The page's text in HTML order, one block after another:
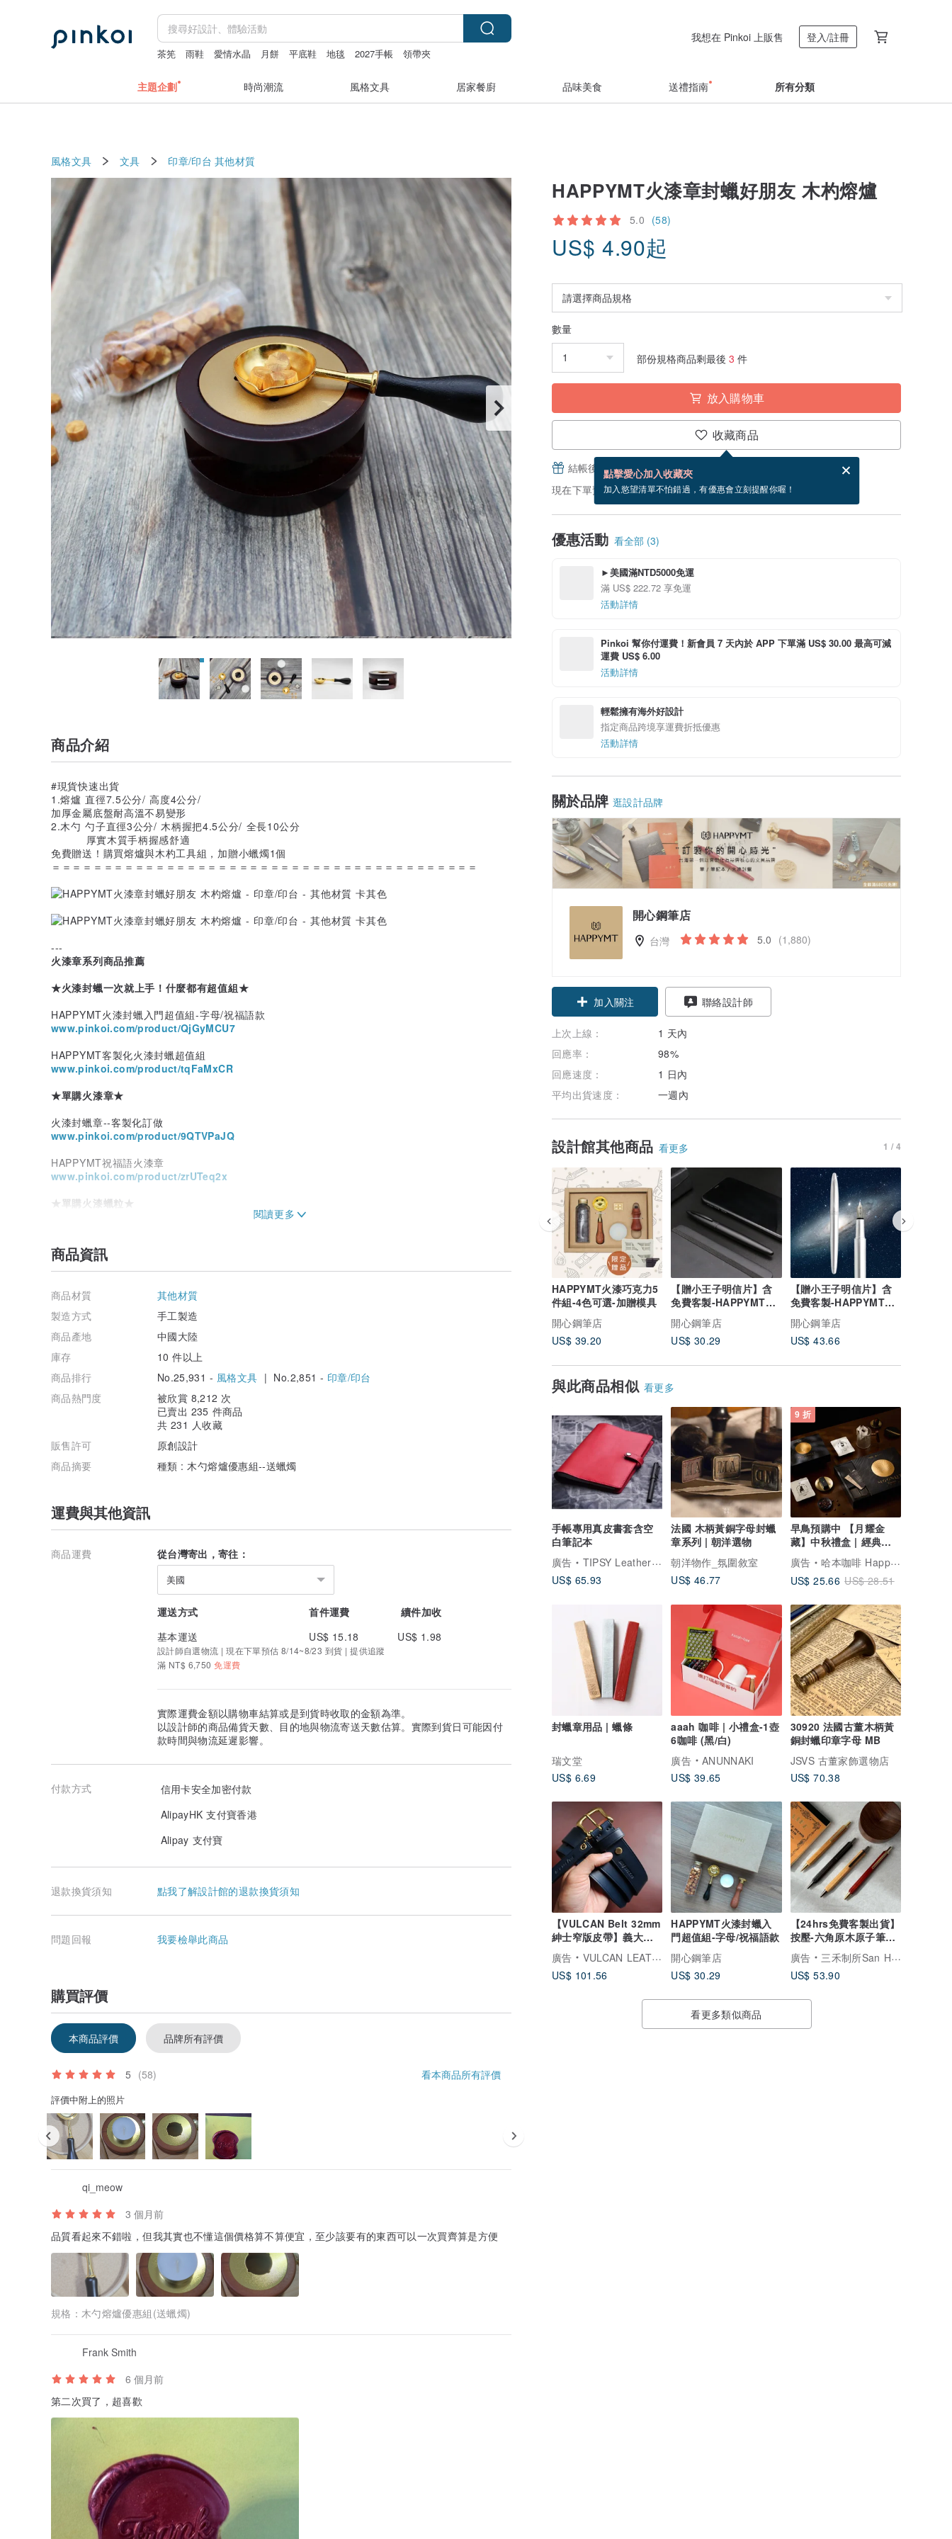
茶筅 雨鞋 愛情水晶 月餅 平底鞋 地毯 2027手帳 領帶夾
我想在 Pinkoi 上販售 登入/註冊
主題企劃 時尚潮流 風格文具 居家餐廚 品味美食 送禮指南 所有分類
風格文具 文具 印章/印台 其他材質
HAPPYMT火漆章封蠟好朋友 木杓熔爐
5.0 (58)
US$ 4.90起
數量
部份規格商品剩最後 3 件
放入購物車
收藏商品
點擊愛心加入收藏夾
加入慾望清單不怕錯過，有優惠會立刻提醒你喔！
結帳後填寫並分享，免費幫你寄送電子賀卡。
電子賀卡是什麼？
現在下單預估 8/14~8/23 到貨。
優惠活動 看全部 (3)
►美國滿NTD5000免運
滿 US$ 222.72 享免運
活動詳情
Pinkoi 幫你付運費！新會員 7 天內於 APP 下單滿 US$ 30.00 最高可減
運費 US$ 6.00
活動詳情
輕鬆擁有海外好設計
指定商品跨境享運費折抵優惠
活動詳情
關於品牌 逛設計品牌
開心鋼筆店
台灣 5.0 (1,880)
加入關注 聯絡設計師
上次上線：
1 天內
回應率：
98%
回應速度：
1 日內
平均出貨速度：
一週內
設計館其他商品 看更多 1 / 4
HAPPYMT火漆巧克力5
件組-4色可選-加贈模具
開心鋼筆店
US$ 39.20
【贈小王子明信片】含
免費客製-HAPPYMT開
心鋼珠筆-極黑
開心鋼筆店
US$ 30.29
【贈小王子明信片】含
免費客製-HAPPYMT開
心鋼筆-3色可選
開心鋼筆店
US$ 43.66
與此商品相似 看更多
手帳專用真皮書套含空
白筆記本
廣告
TIPSY Leather Goods
US$ 65.93
法國 木柄黃銅字母封蠟
章系列 | 朝洋選物
朝洋物作_氛圍敘室
US$ 46.77
9 折
早鳥預購中 【月耀金
藏】中秋禮盒 | 經典配
方-典雅款-小
廣告
哈本咖啡 Happen Coffee
US$ 25.66 US$ 28.51
封蠟章用品 | 蠟條
瑞文堂
US$ 6.69
aaah 咖啡 | 小禮盒-1壺
6咖啡 (黑/白)
廣告
ANUNNAKI
US$ 39.65
30920 法國古董木柄黃
銅封蠟印章字母 MB
JSVS 古董家飾選物店
US$ 70.38
【VULCAN Belt 32mm
紳士窄版皮帶】義大利
廣告
VULCAN LEATHER 精品手工皮件
US$ 101.56
HAPPYMT火漆封蠟入
門超值組-字母/祝福語款
開心鋼筆店
US$ 30.29
【24hrs免費客製出貨】
按壓-六角原木原子筆
(黑色F) 免費刻字
廣告
三禾制所San Ho Studio
US$ 53.90
看更多類似商品
商品介紹
#現貨快速出貨
1.熔爐 直徑7.5公分/ 高度4公分/
加厚金屬底盤耐高溫不易變形
2.木勺 勺子直徑3公分/ 木柄握把4.5公分/ 全長10公分
厚實木質手柄握感舒適
免費贈送！購買熔爐與木杓工具組，加贈小蠟燭1個
＝＝＝＝＝＝＝＝＝＝＝＝＝＝＝＝＝＝＝＝＝＝＝＝＝＝＝＝＝＝＝＝＝＝＝＝＝＝＝＝＝
---
火漆章系列商品推薦
★火漆封蠟一次就上手！什麼都有超值組★
HAPPYMT火漆封蠟入門超值組-字母/祝福語款
www.pinkoi.com/product/QjGyMCU7
HAPPYMT客製化火漆封蠟超值組
www.pinkoi.com/product/tqFaMxCR
★單購火漆章★
火漆封蠟章--客製化訂做
www.pinkoi.com/product/9QTVPaJQ
HAPPYMT祝福語火漆章
www.pinkoi.com/product/zrUTeq2x
★單購火漆蠟粒★
無可救藥的浪漫/藍紫色系
漫步在原野森林/綠色系
www.pinkoi.com/product/yJMJ7FC4
想帶你去旅遊/藍綠色系
www.pinkoi.com/product/aUNe688x
宇宙探險記/藍色系
www.pinkoi.com/product/ipwaYTr4
日落前的海岸線/淡藍紫色系
www.pinkoi.com/product/zKAdPy2U
一個人的寂寞/黑白灰系
有一點怦然心動/粉色系
www.pinkoi.com/product/88bMcVWe
陪你看落日餘暉/金色系
www.pinkoi.com/product/JGzDqDJe
一個赤裸的秘密/奶茶白色系
www.pinkoi.com/product/8KFS23EX
回憶美好童年 / 粉藍黃色系
www.pinkoi.com/product/w4xNnqyv
商品資訊
商品材質
其他材質
製造方式
手工製造
商品產地
中國大陸
庫存
10 件以上
商品排行
No.25,931 - 風格文具 | No.2,851 - 印章/印台
商品熱門度
被欣賞 8,212 次
已賣出 235 件商品
共 231 人收藏
販售許可
原創設計
商品摘要
種類 : 木勺熔爐優惠組--送蠟燭
運費與其他資訊
商品運費 從台灣寄出，寄往：
美國
運送方式 首件運費
續件加收
基本運送
US$ 15.18 US$ 1.98
設計師自選物流 | 現在下單預估 8/14~8/23 到貨 | 提供追蹤
滿 NT$ 6,750免運費
實際運費金額以購物車結算或是到貨時收取的金額為準。
以設計師的商品備貨天數、目的地與物流寄送天數估算。實際到貨日可能因付
款時間與物流延遲影響。
付款方式
信用卡安全加密付款
AlipayHK 支付寶香港
Alipay 支付寶
退款換貨須知 點我了解設計館的退款換貨須知
問題回報 我要檢舉此商品
購買評價
本商品評價 品牌所有評價
5 (58) 看本商品所有評價
評價中附上的照片
qi_meow
3 個月前
品質看起來不錯啦，但我其實也不懂這個價格算不算便宜，至少該要有的東西可以一次買齊算是方便
規格： 木勺熔爐優惠組(送蠟燭)
Frank Smith
6 個月前
第二次買了，超喜歡